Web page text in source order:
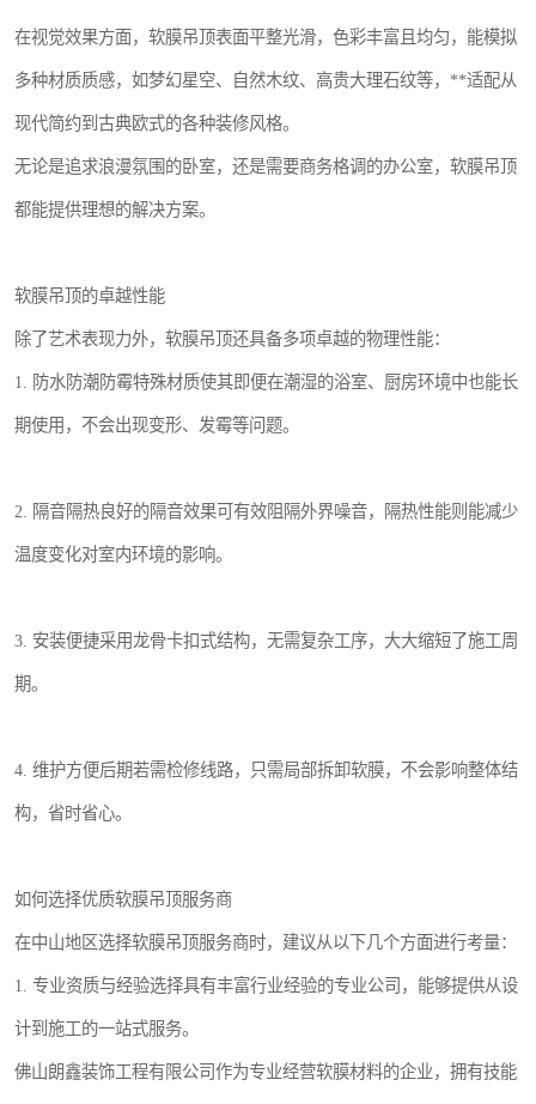
在视觉效果方面，软膜吊顶表面平整光滑，色彩丰富且均匀，能模拟
多种材质质感，如梦幻星空、自然木纹、高贵大理石纹等，**适配从
现代简约到古典欧式的各种装修风格。
无论是追求浪漫氛围的卧室，还是需要商务格调的办公室，软膜吊顶
都能提供理想的解决方案。
软膜吊顶的卓越性能
除了艺术表现力外，软膜吊顶还具备多项卓越的物理性能：
1. 防水防潮防霉特殊材质使其即便在潮湿的浴室、厨房环境中也能长
期使用，不会出现变形、发霉等问题。
2. 隔音隔热良好的隔音效果可有效阻隔外界噪音，隔热性能则能减少
温度变化对室内环境的影响。
3. 安装便捷采用龙骨卡扣式结构，无需复杂工序，大大缩短了施工周
期。
4. 维护方便后期若需检修线路，只需局部拆卸软膜，不会影响整体结
构，省时省心。
如何选择优质软膜吊顶服务商
在中山地区选择软膜吊顶服务商时，建议从以下几个方面进行考量：
1. 专业资质与经验选择具有丰富行业经验的专业公司，能够提供从设
计到施工的一站式服务。
佛山朗鑫装饰工程有限公司作为专业经营软膜材料的企业，拥有技能